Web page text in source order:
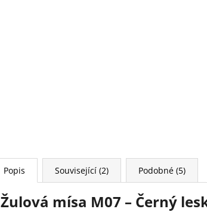
Popis Související (2) Podobné (5)
Žulová mísa M07 – Černý